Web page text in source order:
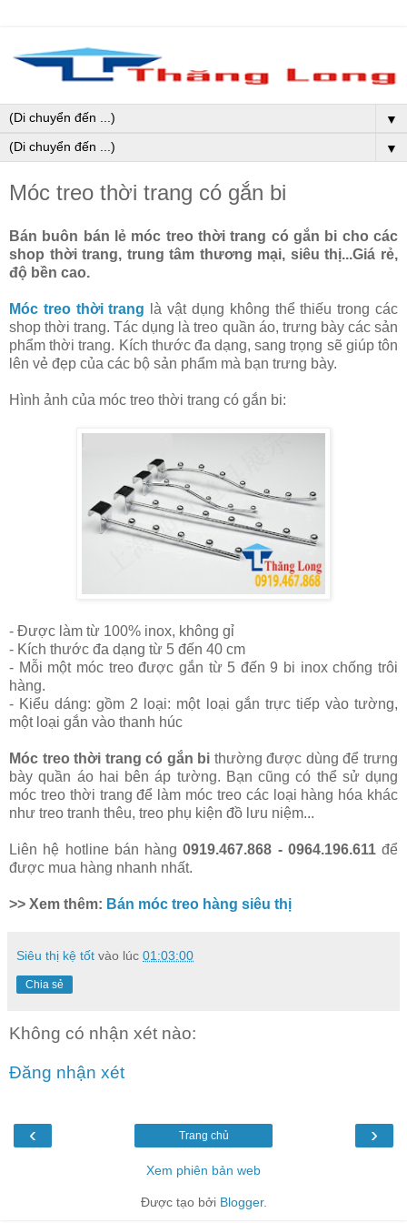
▼
▼
Móc treo thời trang có gắn bi
Bán buôn bán lẻ móc treo thời trang có gắn bi cho các
shop thời trang, trung tâm thương mại, siêu thị...Giá rẻ,
độ bền cao.
Móc treo thời trang là vật dụng không thể thiếu trong các
shop thời trang. Tác dụng là treo quần áo, trưng bày các sản
phẩm thời trang. Kích thước đa dạng, sang trọng sẽ giúp tôn
lên vẻ đẹp của các bộ sản phẩm mà bạn trưng bày.
Hình ảnh của móc treo thời trang có gắn bi:
- Được làm từ 100% inox, không gỉ
- Kích thước đa dạng từ 5 đến 40 cm
- Mỗi một móc treo được gắn từ 5 đến 9 bi inox chống trôi
hàng.
- Kiểu dáng: gồm 2 loại: một loại gắn trực tiếp vào tường,
một loại gắn vào thanh húc
Móc treo thời trang có gắn bi thường được dùng để trưng
bày quần áo hai bên áp tường. Bạn cũng có thể sử dụng
móc treo thời trang để làm móc treo các loại hàng hóa khác
như treo tranh thêu, treo phụ kiện đồ lưu niệm...
Liên hệ hotline bán hàng0919.467.868 - 0964.196.611để
được mua hàng nhanh nhất.
>> Xem thêm: Bán móc treo hàng siêu thị
Siêu thị kệ tốt vào lúc 01:03:00
Chia sẻ
Không có nhận xét nào:
Đăng nhận xét
‹ ›
Trang chủ
Xem phiên bản web
Được tạo bởi Blogger.